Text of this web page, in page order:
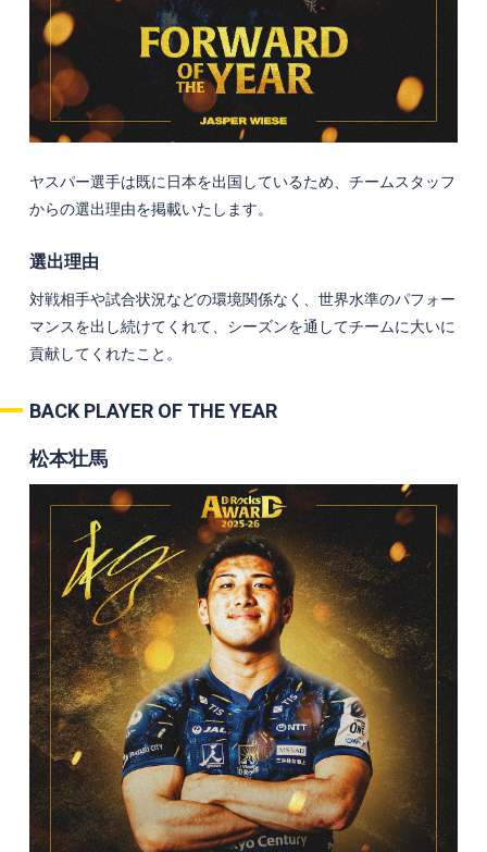
ヤスパー選手は既に日本を出国しているため、チームスタッフ
からの選出理由を掲載いたします。
選出理由
対戦相手や試合状況などの環境関係なく、世界水準のパフォー
マンスを出し続けてくれて、シーズンを通してチームに大いに
貢献してくれたこと。
BACK PLAYER OF THE YEAR
松本壮馬